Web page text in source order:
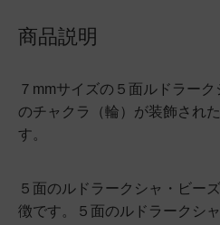
商品説明
７mmサイズの５面ルドラー
のチャクラ（輪）が装飾され
す。
５面のルドラークシャ・ビー
徴です。５面のルドラークシ